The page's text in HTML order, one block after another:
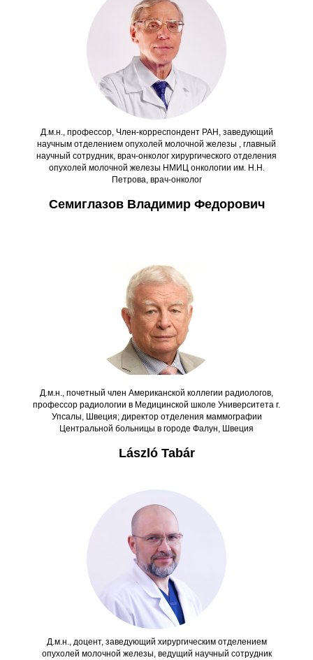
Д.м.н., профессор, Член-корреспондент РАН, заведующий
научным отделением опухолей молочной железы , главный
научный сотрудник, врач-онколог хирургического отделения
опухолей молочной железы НМИЦ онкологии им. Н.Н.
Петрова, врач-онколог
Семиглазов Владимир Федорович
Д.м.н., почетный член Американской коллегии радиологов,
профессор радиологии в Медицинской школе Университета г.
Упсалы, Швеция; директор отделения маммографии
Центральной больницы в городе Фалун, Швеция
László Tabár
Д.м.н., доцент, заведующий хирургическим отделением
опухолей молочной железы, ведущий научный сотрудник